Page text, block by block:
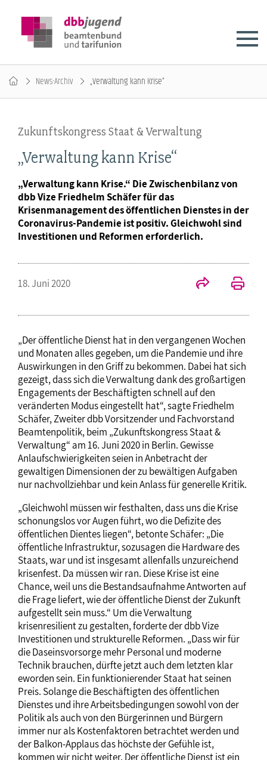
News-Archiv „Verwaltung kann Krise“
Zukunftskongress Staat & Verwaltung
„Verwaltung kann Krise“
„Verwaltung kann Krise.“ Die Zwischenbilanz von
dbb Vize Friedhelm Schäfer für das
Krisenmanagement des öffentlichen Dienstes in der
Coronavirus-Pandemie ist positiv. Gleichwohl sind
Investitionen und Reformen erforderlich.
18. Juni 2020
„Der öffentliche Dienst hat in den vergangenen Wochen
und Monaten alles gegeben, um die Pandemie und ihre
Auswirkungen in den Griff zu bekommen. Dabei hat sich
gezeigt, dass sich die Verwaltung dank des großartigen
Engagements der Beschäftigten schnell auf den
veränderten Modus eingestellt hat“, sagte Friedhelm
Schäfer, Zweiter dbb Vorsitzender und Fachvorstand
Beamtenpolitik, beim „Zukunftskongress Staat &
Verwaltung“ am 16. Juni 2020 in Berlin. Gewisse
Anlaufschwierigkeiten seien in Anbetracht der
gewaltigen Dimensionen der zu bewältigen Aufgaben
nur nachvollziehbar und kein Anlass für generelle Kritik.
„Gleichwohl müssen wir festhalten, dass uns die Krise
schonungslos vor Augen führt, wo die Defizite des
öffentlichen Dientes liegen“, betonte Schäfer: „Die
öffentliche Infrastruktur, sozusagen die Hardware des
Staats, war und ist insgesamt allenfalls unzureichend
krisenfest. Da müssen wir ran. Diese Krise ist eine
Chance, weil uns die Bestandsaufnahme Antworten auf
die Frage liefert, wie der öffentliche Dienst der Zukunft
aufgestellt sein muss.“ Um die Verwaltung
krisenresilient zu gestalten, forderte der dbb Vize
Investitionen und strukturelle Reformen. „Dass wir für
die Daseinsvorsorge mehr Personal und moderne
Technik brauchen, dürfte jetzt auch dem letzten klar
eworden sein. Ein funktionierender Staat hat seinen
Preis. Solange die Beschäftigten des öffentlichen
Dienstes und ihre Arbeitsbedingungen sowohl von der
Politik als auch von den Bürgerinnen und Bürgern
immer nur als Kostenfaktoren betrachtet werden und
der Balkon-Applaus das höchste der Gefühle ist,
kommen wir nicht weiter. Der öffentliche Dienst ist ein